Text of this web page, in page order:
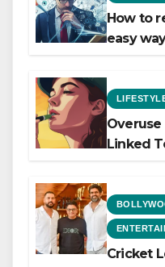
How to
easy
Overuse
Linked
Cricket